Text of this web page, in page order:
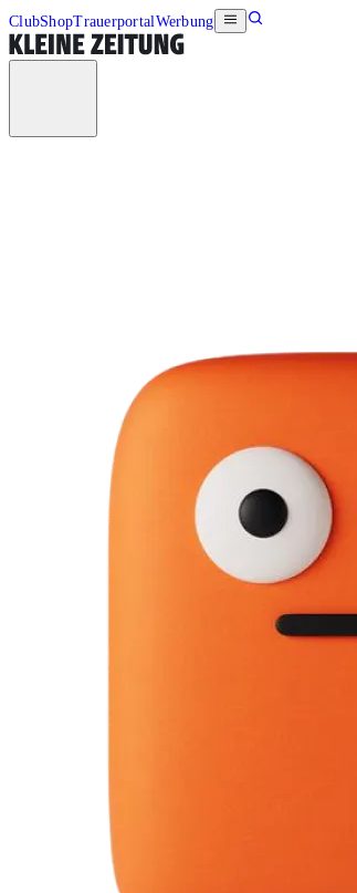
ClubShopTrauerportalWerbung